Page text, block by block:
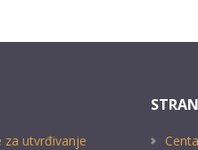
za utvrđivanje